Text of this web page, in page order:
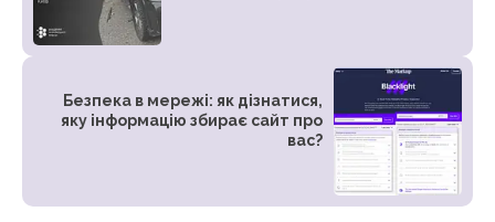
Безпека в мережі: як дізнатися,
яку інформацію збирає сайт про
вас?